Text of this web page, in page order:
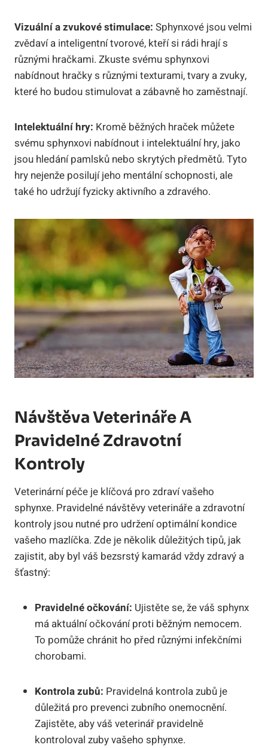
Vizuální a zvukové stimulace: Sphynxové jsou velmi
zvědaví a inteligentní tvorové, kteří si rádi hrají s
různými hračkami. Zkuste svému sphynxovi
nabídnout hračky s různými texturami, tvary a zvuky,
které ho budou stimulovat a zábavně ho zaměstnají.
Intelektuální hry: Kromě běžných hraček můžete
svému sphynxovi nabídnout i intelektuální hry, jako
jsou hledání pamlsků nebo skrytých předmětů. Tyto
hry nejenže posilují jeho mentální schopnosti, ale
také ho udržují fyzicky aktivního a zdravého.
Návštěva Veterináře A
Pravidelné Zdravotní
Kontroly
Veterinární péče je klíčová pro zdraví vašeho
sphynxe. Pravidelné návštěvy veterináře a zdravotní
kontroly jsou nutné pro udržení optimální kondice
vašeho mazlíčka. Zde je několik důležitých tipů, jak
zajistit, aby byl váš bezsrstý kamarád vždy zdravý a
šťastný:
Pravidelné očkování: Ujistěte se, že váš sphynx
má aktuální očkování proti běžným nemocem.
To pomůže chránit ho před různými infekčními
chorobami.
Kontrola zubů: Pravidelná kontrola zubů je
důležitá pro prevenci zubního onemocnění.
Zajistěte, aby váš veterinář pravidelně
kontroloval zuby vašeho sphynxe.